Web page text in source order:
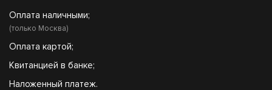
Оплата наличными;
(только Москва)
Оплата картой;
Квитанцией в банке;
Наложенный платеж.